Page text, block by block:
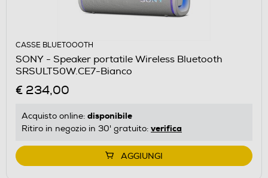
CASSE BLUETOOOTH
SONY - Speaker portatile Wireless Bluetooth
SRSULT50W.CE7-Bianco
€ 234,00
Acquisto online: disponibile
Ritiro in negozio in 30' gratuito: verifica
AGGIUNGI